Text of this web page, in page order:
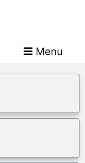
Menu